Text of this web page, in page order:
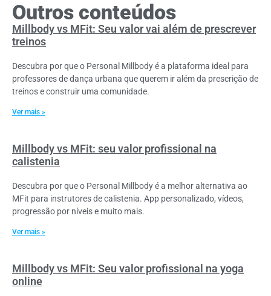
Outros conteúdos
Millbody vs MFit: Seu valor vai além de prescrever
treinos
Descubra por que o Personal Millbody é a plataforma ideal para
professores de dança urbana que querem ir além da prescrição de
treinos e construir uma comunidade.
Ver mais »
Millbody vs MFit: seu valor profissional na
calistenia
Descubra por que o Personal Millbody é a melhor alternativa ao
MFit para instrutores de calistenia. App personalizado, vídeos,
progressão por níveis e muito mais.
Ver mais »
Millbody vs MFit: Seu valor profissional na yoga
online